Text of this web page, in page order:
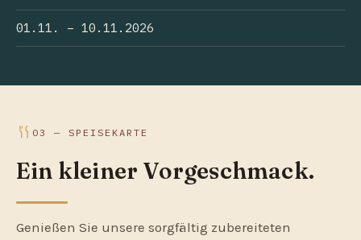
01.11. – 10.11.2026
03 — SPEISEKARTE
Ein kleiner Vorgeschmack.
Genießen Sie unsere sorgfältig zubereiteten